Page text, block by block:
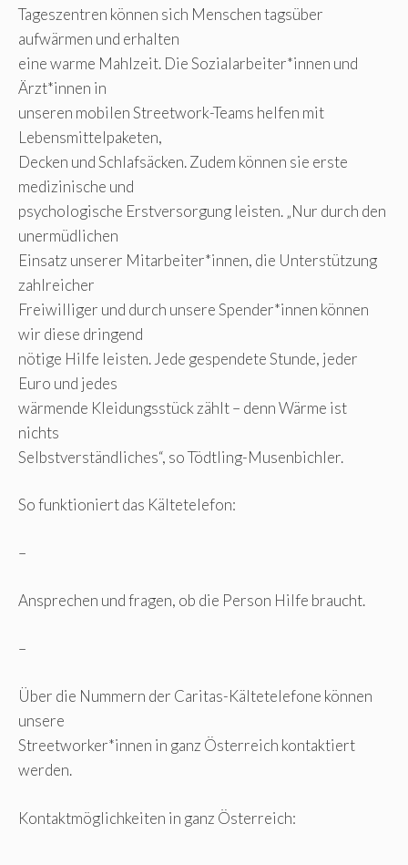
Tageszentren können sich Menschen tagsüber
aufwärmen und erhalten
eine warme Mahlzeit. Die Sozialarbeiter*innen und
Ärzt*innen in
unseren mobilen Streetwork-Teams helfen mit
Lebensmittelpaketen,
Decken und Schlafsäcken. Zudem können sie erste
medizinische und
psychologische Erstversorgung leisten. „Nur durch den
unermüdlichen
Einsatz unserer Mitarbeiter*innen, die Unterstützung
zahlreicher
Freiwilliger und durch unsere Spender*innen können
wir diese dringend
nötige Hilfe leisten. Jede gespendete Stunde, jeder
Euro und jedes
wärmende Kleidungsstück zählt – denn Wärme ist
nichts
Selbstverständliches“, so Tödtling-Musenbichler.
So funktioniert das Kältetelefon:
–
Ansprechen und fragen, ob die Person Hilfe braucht.
–
Über die Nummern der Caritas-Kältetelefone können
unsere
Streetworker*innen in ganz Österreich kontaktiert
werden.
Kontaktmöglichkeiten in ganz Österreich: